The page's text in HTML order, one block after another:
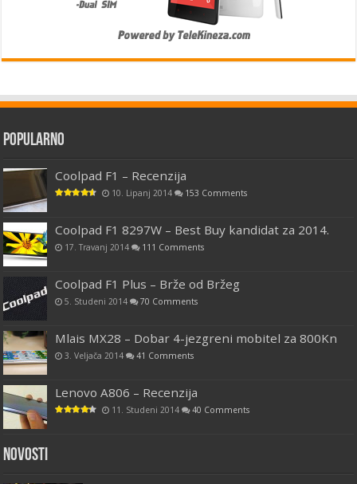
Popularno
Coolpad F1 – Recenzija
10. Lipanj 2014 153 Comments
Coolpad F1 8297W – Best Buy kandidat za 2014.
17. Travanj 2014 111 Comments
Coolpad F1 Plus – Brže od Bržeg
5. Studeni 2014 70 Comments
Mlais MX28 – Dobar 4-jezgreni mobitel za 800Kn
3. Veljača 2014 41 Comments
Lenovo A806 – Recenzija
11. Studeni 2014 40 Comments
Novosti